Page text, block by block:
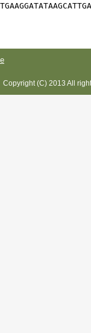
Copyright (C) 2013 All